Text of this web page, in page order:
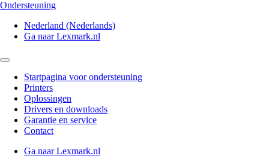
Ondersteuning
Nederland (Nederlands)
Ga naar Lexmark.nl
Startpagina voor ondersteuning
Printers
Oplossingen
Drivers en downloads
Garantie en service
Contact
Ga naar Lexmark.nl